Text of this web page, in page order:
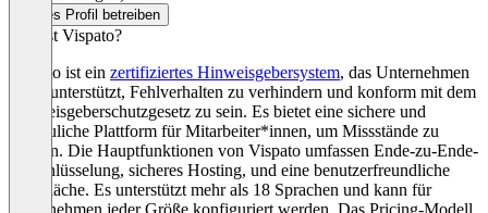
Dieses Profil betreiben
Was ist Vispato?
Vispato ist ein zertifiziertes Hinweisgebersystem, das Unternehmen
dabei unterstützt, Fehlverhalten zu verhindern und konform mit dem
Hinweisgeberschutzgesetz zu sein. Es bietet eine sichere und
vertrauliche Plattform für Mitarbeiter*innen, um Missstände zu
melden. Die Hauptfunktionen von Vispato umfassen Ende-zu-Ende-
Verschlüsselung, sicheres Hosting, und eine benutzerfreundliche
Oberfläche. Es unterstützt mehr als 18 Sprachen und kann für